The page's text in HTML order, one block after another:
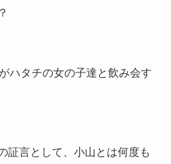
ハタチの女の子達と飲み会す
証言として、小山とは何度も